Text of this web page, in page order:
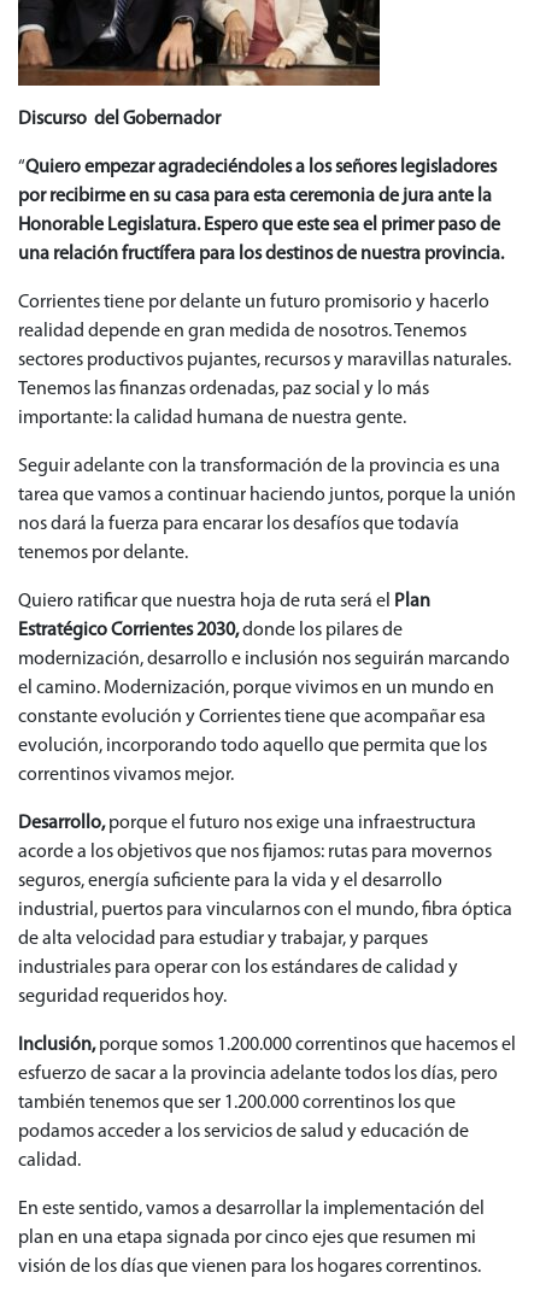
Discurso del Gobernador
“Quiero empezar agradeciéndoles a los señores legisladores
por recibirme en su casa para esta ceremonia de jura ante la
Honorable Legislatura. Espero que este sea el primer paso de
una relación fructífera para los destinos de nuestra provincia.
Corrientes tiene por delante un futuro promisorio y hacerlo
realidad depende en gran medida de nosotros. Tenemos
sectores productivos pujantes, recursos y maravillas naturales.
Tenemos las finanzas ordenadas, paz social y lo más
importante: la calidad humana de nuestra gente.
Seguir adelante con la transformación de la provincia es una
tarea que vamos a continuar haciendo juntos, porque la unión
nos dará la fuerza para encarar los desafíos que todavía
tenemos por delante.
Quiero ratificar que nuestra hoja de ruta será el
Plan
Estratégico Corrientes 2030,donde los pilares de
modernización, desarrollo e inclusión nos seguirán marcando
el camino. Modernización, porque vivimos en un mundo en
constante evolución y Corrientes tiene que acompañar esa
evolución, incorporando todo aquello que permita que los
correntinos vivamos mejor.
Desarrollo,porque el futuro nos exige una infraestructura
acorde a los objetivos que nos fijamos: rutas para movernos
seguros, energía suficiente para la vida y el desarrollo
industrial, puertos para vincularnos con el mundo, fibra óptica
de alta velocidad para estudiar y trabajar, y parques
industriales para operar con los estándares de calidad y
seguridad requeridos hoy.
Inclusión,porque somos 1.200.000 correntinos que hacemos el
esfuerzo de sacar a la provincia adelante todos los días, pero
también tenemos que ser 1.200.000 correntinos los que
podamos acceder a los servicios de salud y educación de
calidad.
En este sentido, vamos a desarrollar la implementación del
plan en una etapa signada por cinco ejes que resumen mi
visión de los días que vienen para los hogares correntinos.